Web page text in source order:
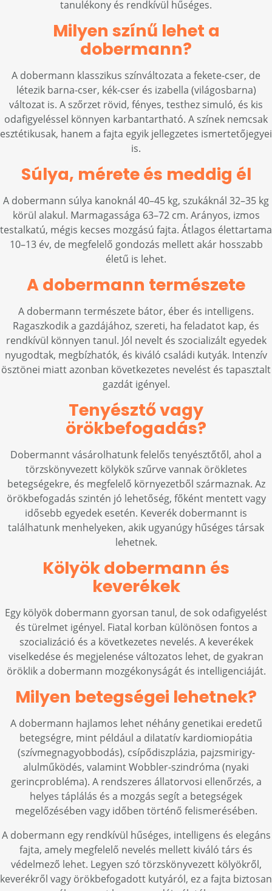
tanulékony és rendkívül hűséges.
Milyen színű lehet a
dobermann?
A dobermann klasszikus színváltozata a fekete-cser, de
létezik barna-cser, kék-cser és izabella (világosbarna)
változat is. A szőrzet rövid, fényes, testhez simuló, és kis
odafigyeléssel könnyen karbantartható. A színek nemcsak
esztétikusak, hanem a fajta egyik jellegzetes ismertetőjegyei
is.
Súlya, mérete és meddig él
A dobermann súlya kanoknál 40–45 kg, szukáknál 32–35 kg
körül alakul. Marmagassága 63–72 cm. Arányos, izmos
testalkatú, mégis kecses mozgású fajta. Átlagos élettartama
10–13 év, de megfelelő gondozás mellett akár hosszabb
életű is lehet.
A dobermann természete
A dobermann természete bátor, éber és intelligens.
Ragaszkodik a gazdájához, szereti, ha feladatot kap, és
rendkívül könnyen tanul. Jól nevelt és szocializált egyedek
nyugodtak, megbízhatók, és kiváló családi kutyák. Intenzív
ösztönei miatt azonban következetes nevelést és tapasztalt
gazdát igényel.
Tenyésztő vagy
örökbefogadás?
Dobermannt vásárolhatunk felelős tenyésztőtől, ahol a
törzskönyvezett kölykök szűrve vannak örökletes
betegségekre, és megfelelő környezetből származnak. Az
örökbefogadás szintén jó lehetőség, főként mentett vagy
idősebb egyedek esetén. Keverék dobermannt is
találhatunk menhelyeken, akik ugyanúgy hűséges társak
lehetnek.
Kölyök dobermann és
keverékek
Egy kölyök dobermann gyorsan tanul, de sok odafigyelést
és türelmet igényel. Fiatal korban különösen fontos a
szocializáció és a következetes nevelés. A keverékek
viselkedése és megjelenése változatos lehet, de gyakran
öröklik a dobermann mozgékonyságát és intelligenciáját.
Milyen betegségei lehetnek?
A dobermann hajlamos lehet néhány genetikai eredetű
betegségre, mint például a dilatatív kardiomiopátia
(szívmegnagyobbodás), csípődiszplázia, pajzsmirigy-
alulműködés, valamint Wobbler-szindróma (nyaki
gerincprobléma). A rendszeres állatorvosi ellenőrzés, a
helyes táplálás és a mozgás segít a betegségek
megelőzésében vagy időben történő felismerésében.
A dobermann egy rendkívül hűséges, intelligens és elegáns
fajta, amely megfelelő nevelés mellett kiváló társ és
védelmező lehet. Legyen szó törzskönyvezett kölyökről,
keverékről vagy örökbefogadott kutyáról, ez a fajta biztosan